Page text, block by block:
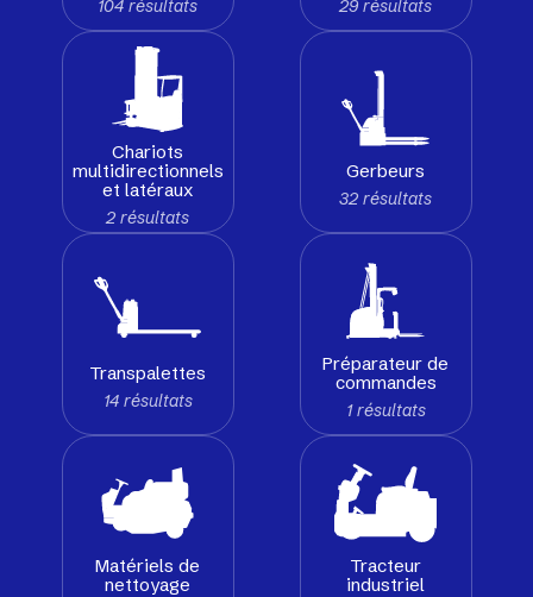
104 résultats 29 résultats
Chariots
multidirectionnels
et latéraux
2 résultats
Gerbeurs
32 résultats
Transpalettes
14 résultats
Préparateur de
commandes
1 résultats
Matériels de
nettoyage
Tracteur
industriel